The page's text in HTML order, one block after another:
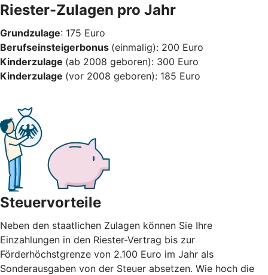
Riester-Zulagen pro Jahr
Grundzulage: 175 Euro
Berufseinsteigerbonus (einmalig): 200 Euro
Kinderzulage (ab 2008 geboren): 300 Euro
Kinderzulage (vor 2008 geboren): 185 Euro
Steuervorteile
Neben den staatlichen Zulagen können Sie Ihre
Einzahlungen in den Riester-Vertrag bis zur
Förderhöchstgrenze von 2.100 Euro im Jahr als
Sonderausgaben von der Steuer absetzen. Wie hoch die